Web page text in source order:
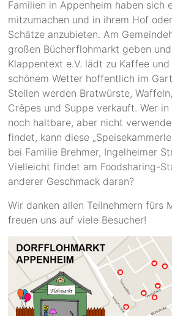
Familien in Appenheim haben sich
mitzumachen und in ihrem Hof
Schätze anzubieten. Am
großen Bücherflohmarkt geben
Klappentext e.V. lädt zu Kaffee und
schönem Wetter hoffentlich im
Stellen werden Bratwürste,
Crêpes und Suppe verkauft. Wer
noch haltbare, aber nicht
findet, kann diese
bei Familie Brehmer, Ingelheimer
Vielleicht findet am Foodsharing-
anderer Geschmack daran?
Wir danken allen Teilnehmern fürs
freuen uns auf viele Besucher!